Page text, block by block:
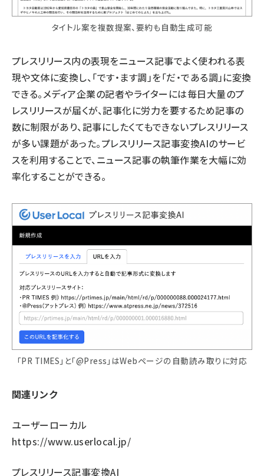
タイトル案を複数提案、要約も自動生成可能
プレスリリース内の表現をニュース記事でよく使われる表
現や文体に変換し、「です・ます調」を「だ・である調」に変換
できる。メディア企業の記者やライターには毎日大量のプ
レスリリースが届くが、記事化に労力を要するため記事の
数に制限があり、記事にしたくてもできないプレスリリース
が多い課題があった。プレスリリース記事変換AIのサービ
スを利用することで、ニュース記事の執筆作業を大幅に効
率化することができる。
「PR TIMES」と「@Press」はWebページの自動読み取りに対応
関連リンク
ユーザーローカル
https://www.userlocal.jp/
プレスリリース記事変換AI